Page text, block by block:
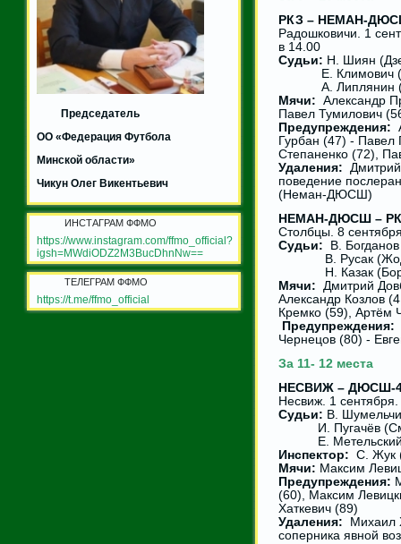
Председатель
ОО «Федерация Футбола
Минской области»
Чикун Олег Викентьевич
ИНСТАГРАМ ФФМО
https://www.instagram.com/ffmo_official?
igsh=MWdiODZ2M3BucDhnNw==
ТЕЛЕГРАМ ФФМО
https://t.me/ffmo_official
РКЗ – НЕМАН-
Радошковичи. 1
в 14.00
Судьи: Н. Шиян
Е. Климович
А. Липлянин
Мячи: Александр
Павел Тумилович
Предупреждения:
Гурбан (47) - Павел
Степаненко (72),
Удаления:
поведение
(Неман-ДЮСШ)
НЕМАН-ДЮСШ –
Столбцы. 8
Судьи:
В.
В. Русак
Н. Казак
Мячи: Дмитрий
Александр Козлов
Кремко (59), Артём
Предупреждения:
Чернецов (80) -
За 11- 12 места
НЕСВИЖ – ДЮСШ-4
Несвиж. 1
Судьи: В.
И. Пугачёв
Е. Метельский
Инспектор: С. Жук
Мячи: Максим
Предупреждения:
(60), Максим
Хаткевич (89)
Удаления: Михаил
соперника явной